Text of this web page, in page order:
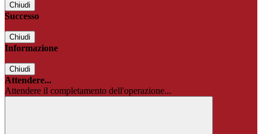
Chiudi
Successo
Chiudi
Informazione
Chiudi
Attendere...
Attendere il completamento dell'operazione...